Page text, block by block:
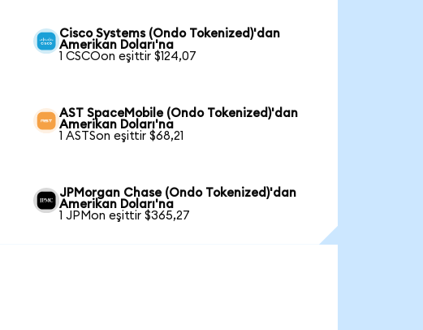
Cisco Systems (Ondo Tokenized)'dan
Amerikan Doları'na
1 CSCOon eşittir $124,07
AST SpaceMobile (Ondo Tokenized)'dan
Amerikan Doları'na
1 ASTSon eşittir $68,21
JPMorgan Chase (Ondo Tokenized)'dan
Amerikan Doları'na
1 JPMon eşittir $365,27